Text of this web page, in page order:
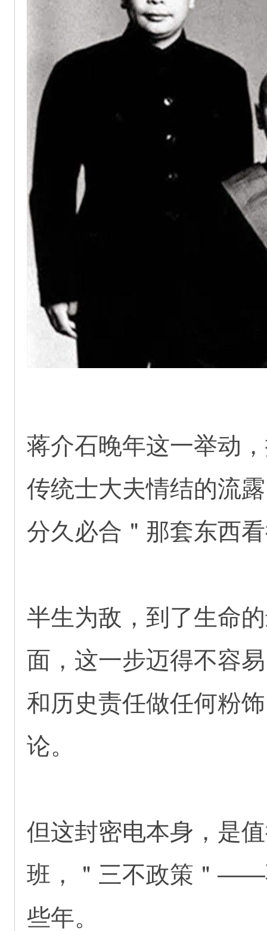
蒋介石晚年这一举动
传统士大夫情结的流
分久必合＂那套东西
半生为敌，到了生命
面，这一步迈得不容
和历史责任做任何粉
论。
但这封密电本身，是
班，＂三不政策＂
些年。